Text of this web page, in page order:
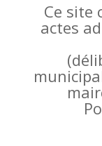
Ce site
actes
(